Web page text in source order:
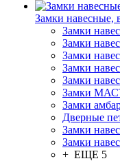
Замки навесные,
Замки
Замки
Замки
Замки
Замки
Замки
Замки
Дверные
Замки
Замки
+ ЕЩЕ 5